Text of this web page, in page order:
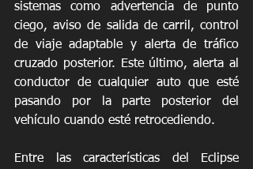
sistemas como advertencia de punto
ciego, aviso de salida de carril, control
de viaje adaptable y alerta de tráfico
cruzado posterior. Este último, alerta al
conductor de cualquier auto que esté
pasando por la parte posterior del
vehículo cuando esté retrocediendo.
Entre las características del Eclipse